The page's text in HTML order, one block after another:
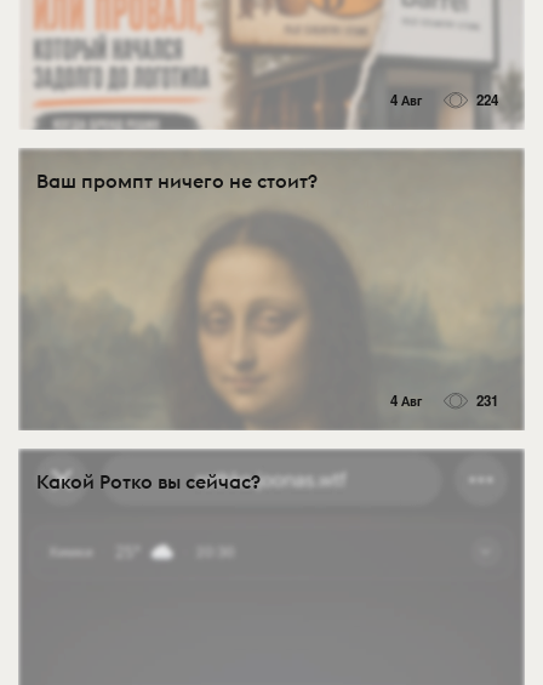
4 Авг 224
Ваш промпт ничего не стоит?
4 Авг 231
Какой Ротко вы сейчас?